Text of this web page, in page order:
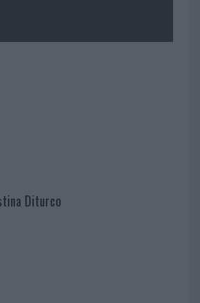
Diturco